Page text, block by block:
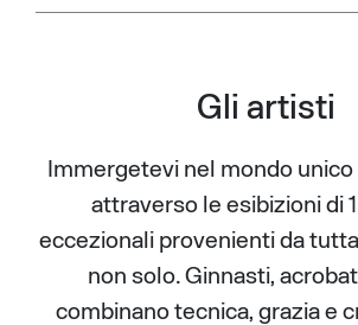
Gli artisti
Immergetevi nel mondo unico
attraverso le esibizioni di
eccezionali provenienti da
non solo. Ginnasti,
combinano tecnica, grazia e